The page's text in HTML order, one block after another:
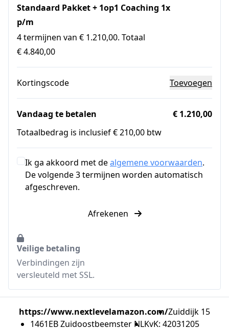
Standaard Pakket + 1op1 Coaching 1x
p/m
4 termijnen van € 1.210,00. Totaal
€ 4.840,00
Kortingscode Toevoegen
Vandaag te betalen
€ 1.210,00
Totaalbedrag is inclusief € 210,00 btw
Ik ga akkoord met dealgemene voorwaarden.
De volgende 3 termijnen worden automatisch
afgeschreven.
Afrekenen
Veilige betaling
Verbindingen zijn
versleuteld met SSL.
https://www.nextlevelamazon.com/Zuiddijk 15
1461EB Zuidoostbeemster NLKvK: 42031205